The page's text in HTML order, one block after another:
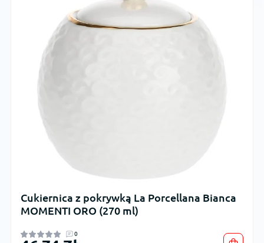
Cukiernica z pokrywką La Porcellana Bianca
MOMENTI ORO (270 ml)
0